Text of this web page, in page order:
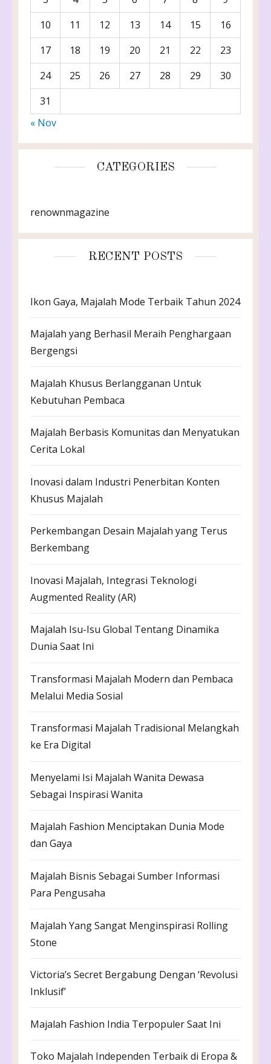
10
11 12 13 14 15
16
17
18 19 20 21 22
23
24
25 26 27 28 29
30
31
« Nov
CATEGORIES
renownmagazine
RECENT POSTS
Ikon Gaya, Majalah Mode Terbaik Tahun 2024
Majalah yang Berhasil Meraih Penghargaan
Bergengsi
Majalah Khusus Berlangganan Untuk
Kebutuhan Pembaca
Majalah Berbasis Komunitas dan Menyatukan
Cerita Lokal
Inovasi dalam Industri Penerbitan Konten
Khusus Majalah
Perkembangan Desain Majalah yang Terus
Berkembang
Inovasi Majalah, Integrasi Teknologi
Augmented Reality (AR)
Majalah Isu-Isu Global Tentang Dinamika
Dunia Saat Ini
Transformasi Majalah Modern dan Pembaca
Melalui Media Sosial
Transformasi Majalah Tradisional Melangkah
ke Era Digital
Menyelami Isi Majalah Wanita Dewasa
Sebagai Inspirasi Wanita
Majalah Fashion Menciptakan Dunia Mode
dan Gaya
Majalah Bisnis Sebagai Sumber Informasi
Para Pengusaha
Majalah Yang Sangat Menginspirasi Rolling
Stone
Victoria’s Secret Bergabung Dengan ‘Revolusi
Inklusif’
Majalah Fashion India Terpopuler Saat Ini
Toko Majalah Independen Terbaik di Eropa &